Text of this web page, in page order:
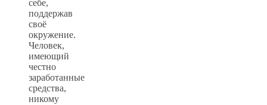
себе,
поддержав
своё
окружение.
Человек,
имеющий
честно
заработанные
средства,
никому